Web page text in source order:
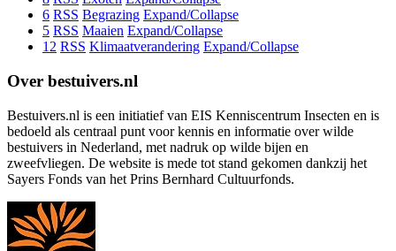
6 RSS Begrazing Expand/Collapse
5 RSS Maaien Expand/Collapse
12 RSS Klimaatverandering Expand/Collapse
Over bestuivers.nl
Bestuivers.nl is een initiatief van EIS Kenniscentrum Insecten en is
bedoeld als centraal punt voor kennis en informatie over wilde
bestuivers in Nederland, met nadruk op wilde bijen en
zweefvliegen. De website is mede tot stand gekomen dankzij het
Sayers Fonds van het Prins Bernhard Cultuurfonds.